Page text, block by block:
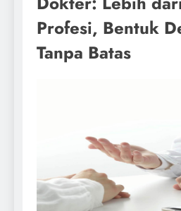
Profesi, Bentuk
Tanpa Batas